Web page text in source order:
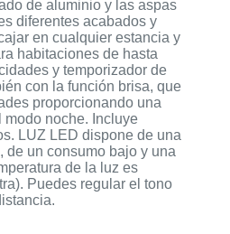
de aluminio y las aspas
diferentes acabados y
en cualquier estancia y
habitaciones de hasta
y temporizador de
con la función brisa, que
proporcionando una
modo noche. Incluye
LUZ LED dispone de una
de un consumo bajo y una
de la luz es
Puedes regular el tono